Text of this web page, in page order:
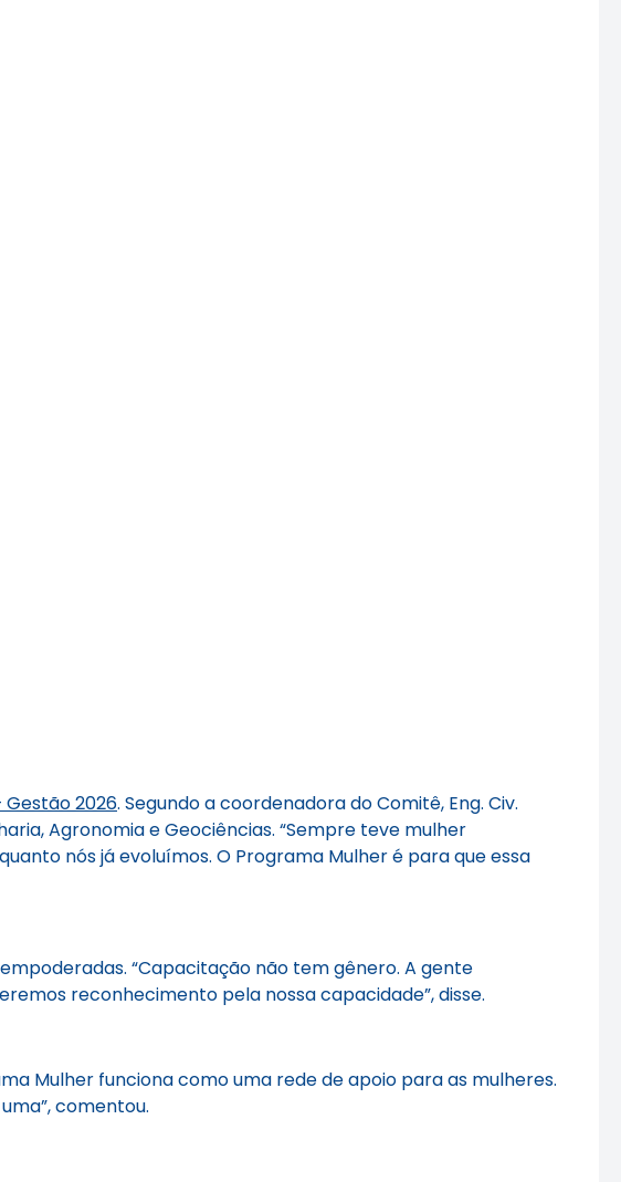
2026. Segundo a coordenadora do Comitê, Eng. Civ.
Agronomia e Geociências. “Sempre teve mulher
nós já evoluímos. O Programa Mulher é para que essa
“Capacitação não tem gênero. A gente
reconhecimento pela nossa capacidade”, disse.
Mulher funciona como uma rede de apoio para as mulheres.
comentou.